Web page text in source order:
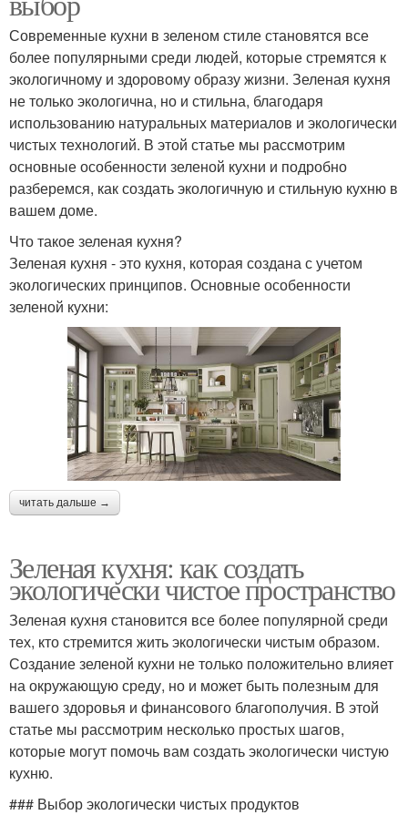
Современные кухни в зеленом стиле становятся все
более популярными среди людей, которые стремятся к
экологичному и здоровому образу жизни. Зеленая кухня
не только экологична, но и стильна, благодаря
использованию натуральных материалов и экологически
чистых технологий. В этой статье мы рассмотрим
основные особенности зеленой кухни и подробно
разберемся, как создать экологичную и стильную кухню в
вашем доме.
Что такое зеленая кухня?
Зеленая кухня - это кухня, которая создана с учетом
экологических принципов. Основные особенности
зеленой кухни:
читать дальше →
Зеленая кухня: как создать
экологически чистое пространство
Зеленая кухня становится все более популярной среди
тех, кто стремится жить экологически чистым образом.
Создание зеленой кухни не только положительно влияет
на окружающую среду, но и может быть полезным для
вашего здоровья и финансового благополучия. В этой
статье мы рассмотрим несколько простых шагов,
которые могут помочь вам создать экологически чистую
кухню.
### Выбор экологически чистых продуктов